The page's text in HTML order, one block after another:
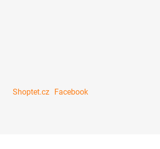
Shoptet.cz Facebook